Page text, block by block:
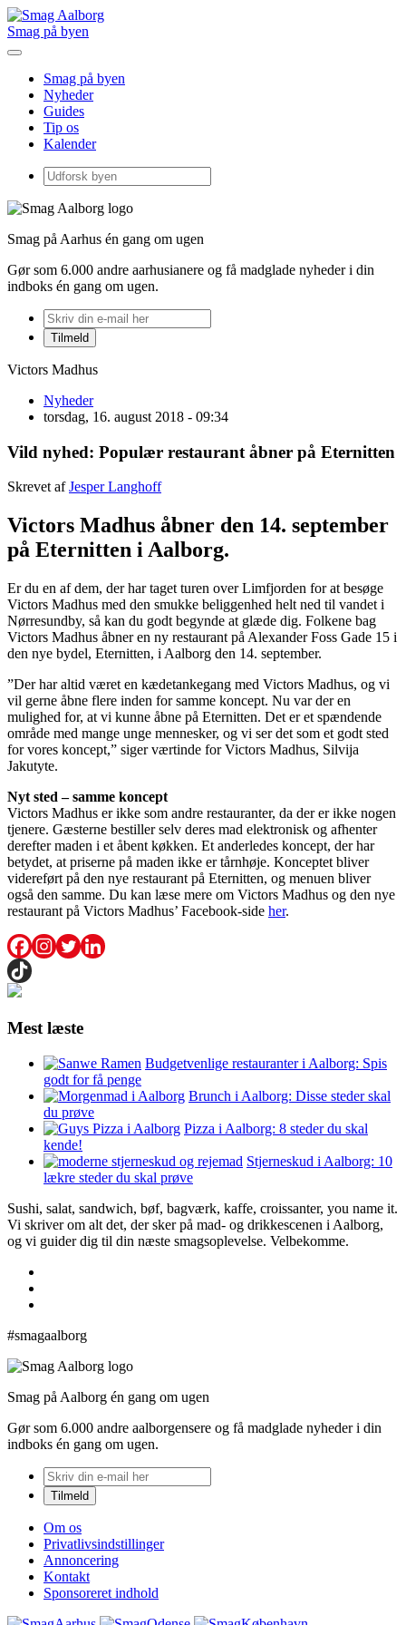
Smag på byen
Smag på byen
Nyheder
Guides
Tip os
Kalender
Smag på Aarhus én gang om ugen
Gør som 6.000 andre aarhusianere og få madglade nyheder i din
indboks én gang om ugen.
Victors Madhus
Nyheder
torsdag, 16. august 2018 - 09:34
Vild nyhed: Populær restaurant åbner på Eternitten
Skrevet afJesper Langhoff
Victors Madhus åbner den 14. september
på Eternitten i Aalborg.
Er du en af dem, der har taget turen over Limfjorden for at besøge
Victors Madhus med den smukke beliggenhed helt ned til vandet i
Nørresundby, så kan du godt begynde at glæde dig. Folkene bag
Victors Madhus åbner en ny restaurant på Alexander Foss Gade 15 i
den nye bydel, Eternitten, i Aalborg den 14. september.
”Der har altid været en kædetankegang med Victors Madhus, og vi
vil gerne åbne flere inden for samme koncept. Nu var der en
mulighed for, at vi kunne åbne på Eternitten. Det er et spændende
område med mange unge mennesker, og vi ser det som et godt sted
for vores koncept,” siger værtinde for Victors Madhus, Silvija
Jakutyte.
Nyt sted – samme koncept
Victors Madhus er ikke som andre restauranter, da der er ikke nogen
tjenere. Gæsterne bestiller selv deres mad elektronisk og afhenter
derefter maden i et åbent køkken. Et anderledes koncept, der har
betydet, at priserne på maden ikke er tårnhøje. Konceptet bliver
videreført på den nye restaurant på Eternitten, og menuen bliver
også den samme. Du kan læse mere om Victors Madhus og den nye
restaurant på Victors Madhus’ Facebook-side her.
Mest læste
Budgetvenlige restauranter i Aalborg: Spis
godt for få penge
Brunch i Aalborg: Disse steder skal
du prøve
Pizza i Aalborg: 8 steder du skal
kende!
Stjerneskud i Aalborg: 10
lækre steder du skal prøve
Sushi, salat, sandwich, bøf, bagværk, kaffe, croissanter, you name it.
Vi skriver om alt det, der sker på mad- og drikkescenen i Aalborg,
og vi guider dig til din næste smagsoplevelse. Velbekomme.
#smagaalborg
Smag på Aalborg én gang om ugen
Gør som 6.000 andre aalborgensere og få madglade nyheder i din
indboks én gang om ugen.
Om os
Privatlivsindstillinger
Annoncering
Kontakt
Sponsoreret indhold